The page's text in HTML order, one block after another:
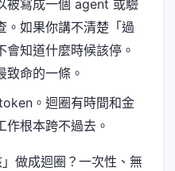
被寫成一個 agent 或驗
。如果你講不清楚「過
知道什麼時候該停。
致命的一條。
。迴圈有時間和金
根本跨不過去。
做成迴圈？一次性、無